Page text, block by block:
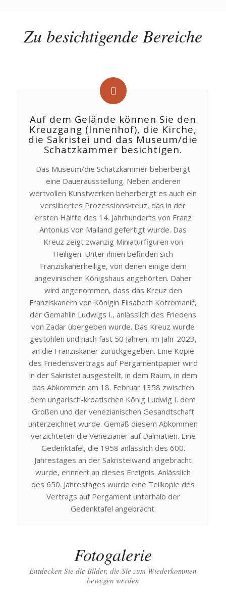
Zu besichtigende Bereiche
Auf dem Gelände können Sie den
Kreuzgang (Innenhof), die Kirche,
die Sakristei und das Museum/die
Schatzkammer besichtigen.
Das Museum/die Schatzkammer beherbergt
eine Dauerausstellung. Neben anderen
wertvollen Kunstwerken beherbergt es auch ein
versilbertes Prozessionskreuz, das in der
ersten Hälfte des 14. Jahrhunderts von Franz
Antonius von Mailand gefertigt wurde. Das
Kreuz zeigt zwanzig Miniaturfiguren von
Heiligen. Unter ihnen befinden sich
Franziskanerheilige, von denen einige dem
angevinischen Königshaus angehörten. Daher
wird angenommen, dass das Kreuz den
Franziskanern von Königin Elisabeth Kotromanić,
der Gemahlin Ludwigs I., anlässlich des Friedens
von Zadar übergeben wurde. Das Kreuz wurde
gestohlen und nach fast 50 Jahren, im Jahr 2023,
an die Franziskaner zurückgegeben. Eine Kopie
des Friedensvertrags auf Pergamentpapier wird
in der Sakristei ausgestellt, in dem Raum, in dem
das Abkommen am 18. Februar 1358 zwischen
dem ungarisch-kroatischen König Ludwig I. dem
Großen und der venezianischen Gesandtschaft
unterzeichnet wurde. Gemäß diesem Abkommen
verzichteten die Venezianer auf Dalmatien. Eine
Gedenktafel, die 1958 anlässlich des 600.
Jahrestages an der Sakristeiwand angebracht
wurde, erinnert an dieses Ereignis. Anlässlich
des 650. Jahrestages wurde eine Teilkopie des
Vertrags auf Pergament unterhalb der
Gedenktafel angebracht.
Fotogalerie
Entdecken Sie die Bilder, die Sie zum Wiederkommen
bewegen werden